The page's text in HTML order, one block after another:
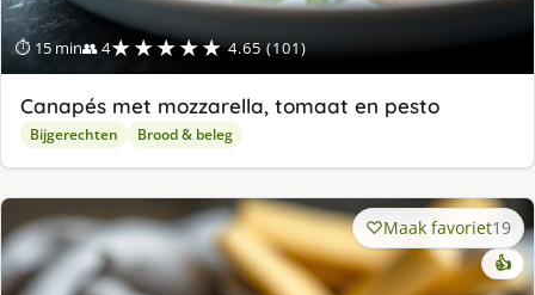
⏱ 15 min👥 4★★★★★ 4.65 (101)
Canapés met mozzarella, tomaat en pesto
Bijgerechten Brood & beleg
Maak favoriet19
👍